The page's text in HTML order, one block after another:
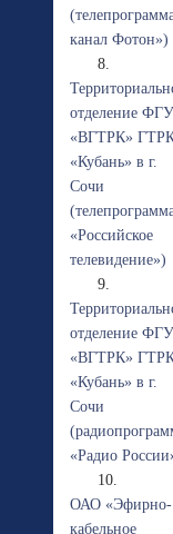
канал Фотон»)
8.
отделение
«ВГТРК»
«Кубань» в г.
Сочи
«Российское
телевидение»)
9.
отделение
«ВГТРК»
«Кубань» в г.
Сочи
«Радио
10.
ОАО «Эфирно-
кабельное